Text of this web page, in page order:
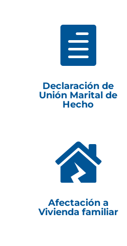

Declaración de
Unión Marital de
Hecho

Afectación a
Vivienda familiar